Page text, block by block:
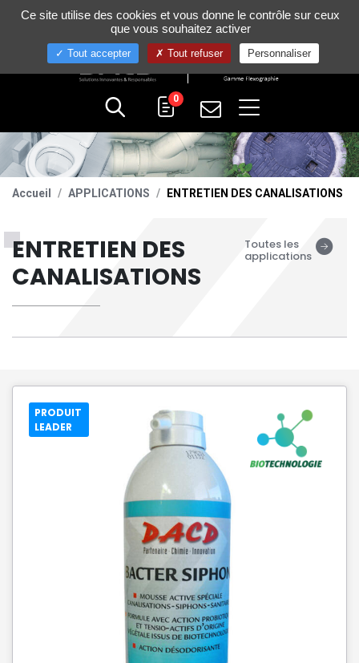
+33 (0)4 75 58 80 10
0
Accueil APPLICATIONS ENTRETIEN DES CANALISATIONS
ENTRETIEN DES
CANALISATIONS
Toutes les
applications
PRODUIT
LEADER
Gestion de vos préférences sur les cookies
Ce site utilise des cookies et vous donne le contrôle sur ceux
que vous souhaitez activer
Tout accepter Tout refuser Personnaliser